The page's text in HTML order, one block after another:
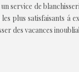
de
satisfaisants á
des vacances